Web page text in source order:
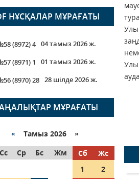
ЖЭК электр
өндіру бойынша
асыра орындалды
тамыз 2026 ж. 99
ҰЯСЫ КИЕЛІ
аптап ыстыққа
тамыз 2026 ж. 84
НҰСҚАЛАР МҰРАҒАТЫ
(8972) 4 04 тамыз 2026 ж.
(8971) 1
01 тамыз 2026 ж.
(8970) 28 28 шілде 2026 ж.
МҰРАҒАТЫ
« Тамыз 2026 »
Сс Ср Бс Жм Сб
Жс
1
2
Улы